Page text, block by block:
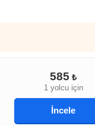
585 ₺
1 yolcu için
İncele